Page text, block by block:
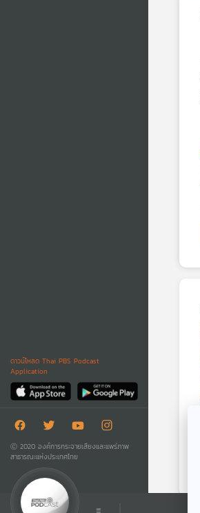
ดาวน์โหลด Thai PBS Podcast
Application
Ⓒ 2020 องค์การกระจายเสียงและแพร่ภาพ
สาธารณะแห่งประเทศไทย